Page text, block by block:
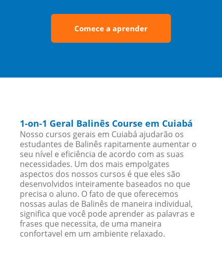
Comece a aprender
1-on-1 Geral Balinês Course em Cuiabá
Nosso cursos gerais em Cuiabá ajudarão os
estudantes de Balinês rapitamente aumentar o
seu nível e eficiência de acordo com as suas
necessidades. Um dos mais empolgates
aspectos dos nossos cursos é que eles são
desenvolvidos inteiramente baseados no que
precisa o aluno. O fato de que oferecemos
nossas aulas de Balinês de maneira individual,
significa que você pode aprender as palavras e
frases que necessita, de uma maneira
confortavel em um ambiente relaxado.